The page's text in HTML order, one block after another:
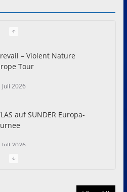
– Violent Nature
Tour
Juli 2026
auf SUNDER Europa-
Juli 2026
Tage Rock und Metal in